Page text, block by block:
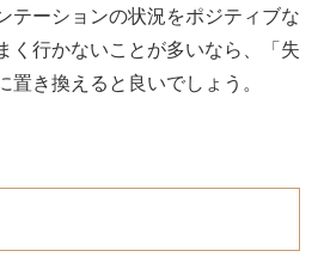
テーションの状況をポジティブな
く行かないことが多いなら、「失
き換えると良いでしょう。